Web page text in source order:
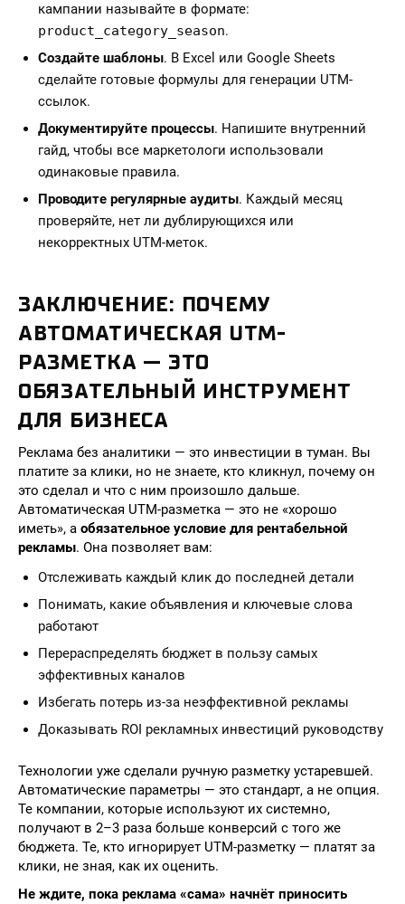
кампании называйте в формате:
product_category_season.
Создайте шаблоны. В Excel или Google Sheets
сделайте готовые формулы для генерации UTM-
ссылок.
Документируйте процессы. Напишите внутренний
гайд, чтобы все маркетологи использовали
одинаковые правила.
Проводите регулярные аудиты. Каждый месяц
проверяйте, нет ли дублирующихся или
некорректных UTM-меток.
ЗАКЛЮЧЕНИЕ: ПОЧЕМУ
АВТОМАТИЧЕСКАЯ UTM-
РАЗМЕТКА — ЭТО
ОБЯЗАТЕЛЬНЫЙ ИНСТРУМЕНТ
ДЛЯ БИЗНЕСА
Реклама без аналитики — это инвестиции в туман. Вы
платите за клики, но не знаете, кто кликнул, почему он
это сделал и что с ним произошло дальше.
Автоматическая UTM-разметка — это не «хорошо
иметь», а обязательное условие для рентабельной
рекламы. Она позволяет вам:
Отслеживать каждый клик до последней детали
Понимать, какие объявления и ключевые слова
работают
Перераспределять бюджет в пользу самых
эффективных каналов
Избегать потерь из-за неэффективной рекламы
Доказывать ROI рекламных инвестиций руководству
Технологии уже сделали ручную разметку устаревшей.
Автоматические параметры — это стандарт, а не опция.
Те компании, которые используют их системно,
получают в 2–3 раза больше конверсий с того же
бюджета. Те, кто игнорирует UTM-разметку — платят за
клики, не зная, как их оценить.
Не ждите, пока реклама «сама» начнёт приносить